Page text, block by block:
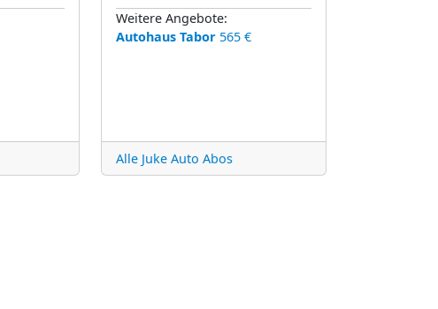
Weitere Angebote:
Autohaus Tabor 565 €
Alle Juke Auto Abos